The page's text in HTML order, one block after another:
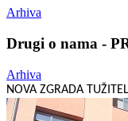
Arhiva
Drugi o nama -
Arhiva
NOVA ZGRADA